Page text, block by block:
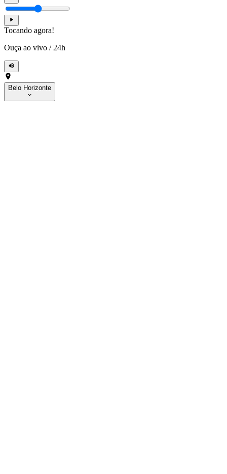
Tocando agora!
Ouça ao vivo / 24h
Belo Horizonte